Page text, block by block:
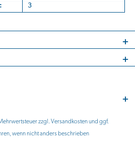
3
zzgl.Versandkostenund ggf.
wenn nicht anders beschrieben